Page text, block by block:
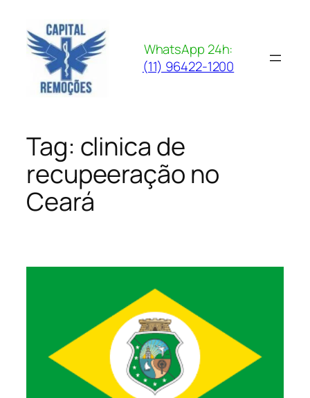
para
conteúdo
WhatsApp 24h:
(11) 96422-1200
Tag: clinica de
recupeeração no
Ceará